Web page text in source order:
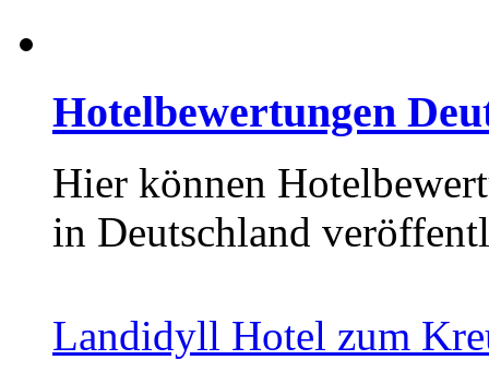
Hotelbewertungen
Hier können
in Deutschland
Landidyll Hotel zum